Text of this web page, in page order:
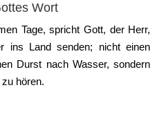
Wort
Tage, spricht Gott, der Herr,
ins Land senden; nicht einen
Durst nach Wasser, sondern
hören.